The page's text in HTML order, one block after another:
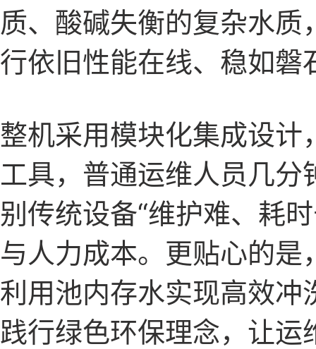
质、酸碱失衡的复杂水质
行依旧性能在线、稳如磐
整机采用模块化集成设
工具，普通运维人员几
别传统设备“维护难、耗
与人力成本。更贴心的
利用池内存水实现高效
践行绿色环保理念，让运